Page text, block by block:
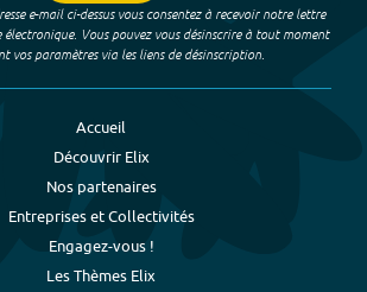
e-mail ci-dessus vous consentez à recevoir notre lettre
Vous pouvez vous désinscrire à tout moment
vos paramètres via les liens de désinscription.
Accueil
Découvrir Elix
Nos partenaires
Entreprises et Collectivités
Engagez-vous !
Les Thèmes Elix